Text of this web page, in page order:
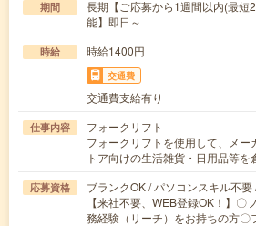
期間
長期【ご応募から1週間以内(最短
能】即日～
時給 時給1400円
交通費
交通費支給有り
仕事内容
フォークリフト
フォークリフトを使用して、メー
トア向けの生活雑貨・日用品等
応募資格
ブランクOK / パソコンスキル不
【来社不要、WEB登録OK！】〇
務経験（リーチ）をお持ちの方